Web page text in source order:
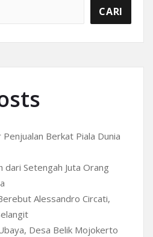
CARI
Berkat Piala Dunia
dari Setengah Juta Orang
Alessandro Circati,
Desa Belik Mojokerto